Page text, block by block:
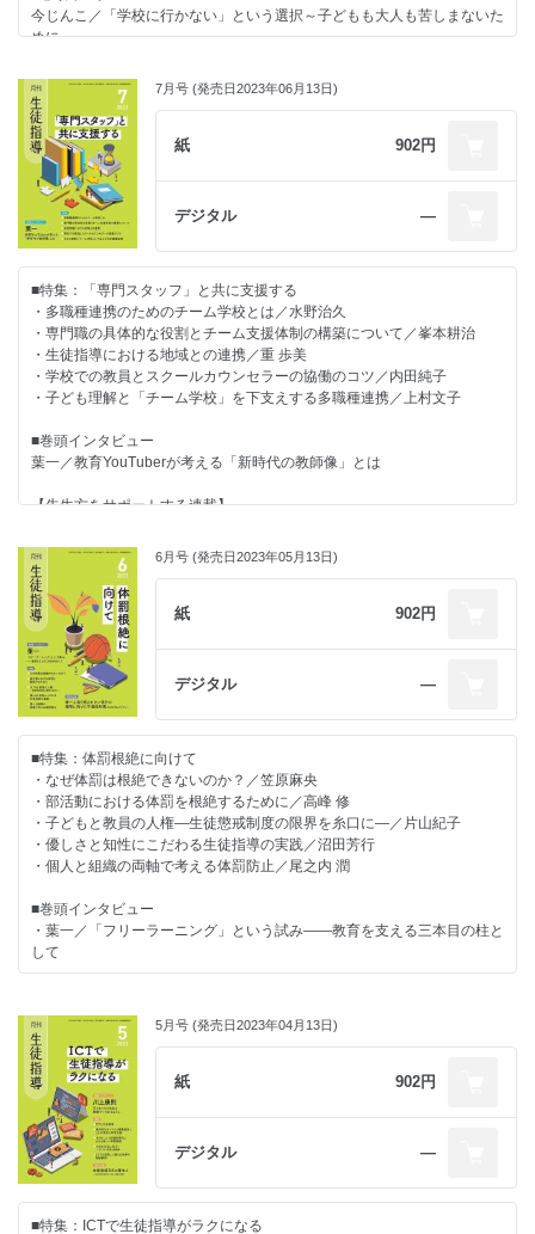
コラム・お知らせ
◇先生たちに教えたい
イマドキ若者事情YouTubeで数学の苦手を克服！／久保帆奈美
◇あのときの保護者・生徒・教師
新天地での出会い／担任学研究会
◇深読み？教育のことば
「発達」／山田真由美
今月の書評
生徒指導のお知らせ
日本生徒指導学会掲示板
インフォメーション
突然AI時代が到来した学校現場／西郷孝彦
◇学びのための校則改正
◇さち子先生の生徒指導日記
文化を引き継ぐ場の共有―先輩から後輩へ―／冨田幸子
◇これからのデジタル・シティズンシップ教育
生成ＡＩについて考えてみた／竹内和雄
◇押さえておきたい毎日の生徒対応
授業中に居眠りしている生徒／重水健介
◇先生のための保健だより―保健室から見る学校現場―
Ｍからの告白／齋藤千景
◇リーダーのための教育視座
◇事例で考える役職等に応じた生徒指導の基本
主幹教諭等としての学校運営における生徒指導上のリーダーシップ／小宮
◇学校教育をみつめる法律
不登校・教育機会確保法／須賀裕哉
◇えざわ先生の時間のつくりかた
◇ほめ育メソッド×生徒指導
違いを受け入れる「ほめ育」／原邦雄 78
◇教育を診る 第2章
教育長が２人いるまち／中西茂
◇先生たちに教えたい
イマドキ若者事情いくつ分かる？若者のInstagramの楽しみ方／久保帆
奈美
◇あのときの保護者・生徒・教師
共に見守る未来への道／担任学研究会
◇深読み？教育のことば
今月の書評
教育関連ニュース
生徒指導のお知らせ
日本生徒指導学会掲示板
インフォメーション
今じんこ／「学校に行かない」という選択～子どもも大人も苦しまないた
めに～
■特別企画
夏休みの生活リズムへの指導について／木田哲生
■先生方をサポートする連載
新しい提要、新しい生徒指導
第5章 暴力行為 第6章 少年非行／押切久遠
ライブ講義 「私的」教育相談入門
カウンセリングの基本技法（その1）／会沢信彦
学校での危機管理について学ぶ
調査報告書から読み取る
ＳＯＳの感受とリスクマネジメント／中村豊
多様な背景をもつ子どもへのまなざし
外国人の子どもの公立学校への受け入れについて／村松好子
今こそ聞きたい！子どものための学校づくり
「法律を守る」意識を子どもたちに／西郷孝彦
生徒各自が考えて選ぶ―議題3 暑さ、寒さ対策について― ／河嵜仁志
さち子先生の生徒指導日記
これからのデジタル・シティズンシップ教育
押さえておきたい毎日の生徒対応
会話のある給食にするために／重水健介
先生のための保健だより―保健室から見る学校現場―
高校生の妊娠と保健室／齋藤千景
リーダーのための教育視座
行事を見直す最高のタイミングです／桐山勉
事例で考える役職等に応じた生徒指導の基本
教諭としての課題対応の実践／小宮智
学校教育をみつめる法律
えざわ先生の時間のつくりかた
夏休み中にできる先生の仕事一覧／江澤隆輔
ほめ育メソッド×生徒指導
夏休み前にたっぷり「ほめ育」／原邦雄
コラム・お知らせ
「怪物」をどう観るか ／中西茂
先生たちに教えたい
イマドキ若者事情
あのときの保護者・生徒・教師
悲しみを乗り越えて／担任学研究会
深読み？教育のことば
「模範」／森&#8194;祐亮
今月の書評
教育関連ニュース
生徒指導のお知らせ
日本生徒指導学会掲示板
インフォメーション
7月号 (発売日2023年06月13日)
紙 902円
デジタル ―
■特集：「専門スタッフ」と共に支援する
・多職種連携のためのチーム学校とは／水野治久
・専門職の具体的な役割とチーム支援体制の構築について／峯本耕治
・生徒指導における地域との連携／重 歩美
・学校での教員とスクールカウンセラーの協働のコツ／内田純子
・子ども理解と「チーム学校」を下支えする多職種連携／上村文子
■巻頭インタビュー
葉一／教育YouTuberが考える「新時代の教師像」とは
【先生方をサポートする連載】
第4章 いじめ――チーム学校によるいじめ防止対策の展開／新井 肇
・ライブ講義「私的」教育相談入門
カウンセリングとは（その２）／会沢信彦
・学校での危機管理について学ぶ
学校におけるハラスメント／南部さおり
・調査報告書から読み取る
いじめ重大事態が生じた際の加害児童生徒に対する必要な措置が実行され
た事例／中村 豊
・多様な背景をもつ子どもへのまなざし
子どもの発達を促す生徒指導を目指して／村松好子
・今こそ聞きたい！子どものための学校づくり
・学びのための校則改正
なんでもありは違う？―議題２ ストッキング等について―／河﨑仁志
生徒が感じとる違和感―たかが名前、されど名前２―／冨田幸子
・これからのデジタル・シティズンシップ教育
「著作権侵害」を考える／竹内和雄
・押さえておきたい毎日の生徒対応
子どもをつなぐ簡単な誕生会を／重水健介
・先生のための保健だより―保健室から見る学校現場―
6月号 (発売日2023年05月13日)
紙 902円
デジタル ―
■特集：体罰根絶に向けて
・なぜ体罰は根絶できないのか？／笠原麻央
・部活動における体罰を根絶するために／高峰 修
・子どもと教員の人権―生徒懲戒制度の限界を糸口に―／片山紀子
・優しさと知性にこだわる生徒指導の実践／沼田芳行
・個人と組織の両軸で考える体罰防止／尾之内 潤
■巻頭インタビュー
・葉一／「フリーラーニング」という試み――教育を支える三本目の柱と
して
誰一人取り残されない学びの保障に向けた不登校対策（ＣＯＣＯＬＯプラ
ン）
【先生方をサポートする連載】
・新しい提要、新しい生徒指導
第3章 チーム学校による生徒指導体制――学校心理学の枠組みから／家近
早苗
・ライブ講義「私的」教育相談入門
5月号 (発売日2023年04月13日)
紙 902円
デジタル ―
■特集：ICTで生徒指導がラクになる